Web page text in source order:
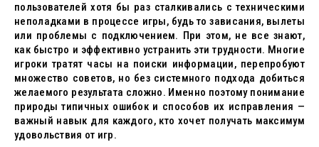
пользователей хотя бы раз сталкивались с техническими
неполадками в процессе игры, будь то зависания, вылеты
или проблемы с подключением. При этом, не все знают,
как быстро и эффективно устранить эти трудности. Многие
игроки тратят часы на поиски информации, перепробуют
множество советов, но без системного подхода добиться
желаемого результата сложно. Именно поэтому понимание
природы типичных ошибок и способов их исправления —
важный навык для каждого, кто хочет получать максимум
удовольствия от игр.